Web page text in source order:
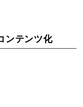
ンテンツ化